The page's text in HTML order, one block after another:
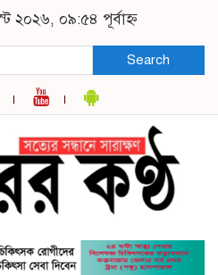
২০২৬, ০৯:৫৪ পূর্বাহ্ন
Search